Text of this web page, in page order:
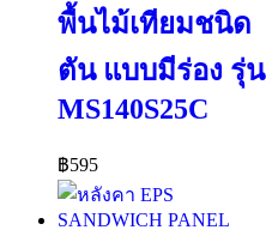
พื้นไม้เทียมชนิด
ตัน แบบมีร่อง รุ่น
MS140S25C
฿595